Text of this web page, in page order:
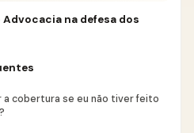
na defesa dos
a cobertura se eu não tiver feito